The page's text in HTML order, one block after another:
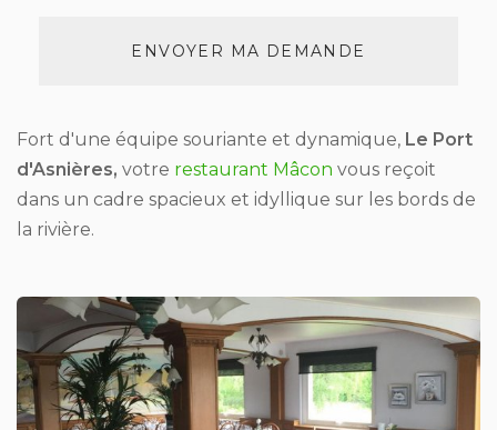
ENVOYER MA DEMANDE
Fort d'une équipe souriante et dynamique, Le Port
d'Asnières, votre restaurant Mâcon vous reçoit
dans un cadre spacieux et idyllique sur les bords de
la rivière.